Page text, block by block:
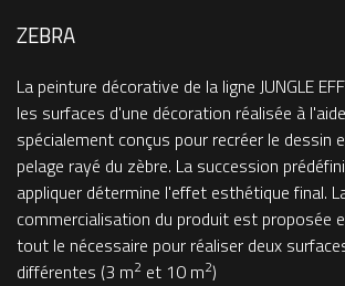
ZEBRA
La peinture décorative de la ligne JUNGLE
les surfaces d'une décoration réalisée à
spécialement conçus pour recréer le dessin
pelage rayé du zèbre. La succession
appliquer détermine l'effet esthétique final.
commercialisation du produit est proposée
tout le nécessaire pour réaliser deux
différentes (3 m2 et 10 m2)